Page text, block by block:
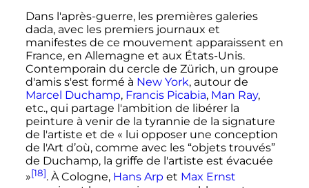
Dans l'après-guerre, les premières galeries
dada, avec les premiers journaux et
manifestes de ce mouvement apparaissent en
France, en Allemagne et aux États-Unis.
Contemporain du cercle de Zürich, un groupe
d'amis s'est formé à New York, autour de
Marcel Duchamp, Francis Picabia, Man Ray,
etc., qui partage l'ambition de libérer la
peinture à venir de la tyrannie de la signature
de l'artiste et de « lui opposer une conception
de l'Art d’où, comme avec les “objets trouvés”
de Duchamp, la griffe de l'artiste est évacuée
»[18]. À Cologne, Hans Arp et Max Ernst